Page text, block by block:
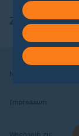
ZDFheute
Impressum
Wechseln zu:
in deinen
Hier findest
Weitere